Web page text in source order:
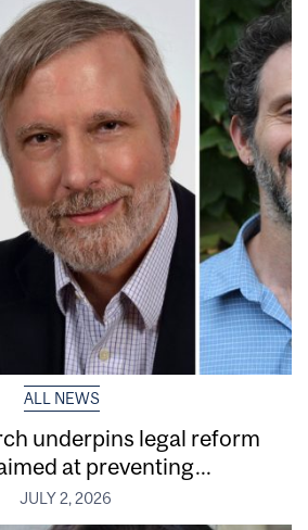
ALL NEWS
underpins legal reform
at preventing...
JULY 2, 2026